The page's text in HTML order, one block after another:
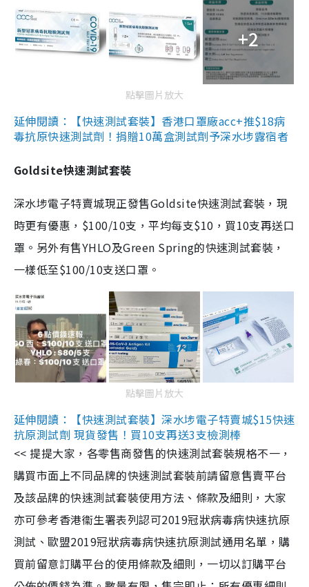
+2
點擊圖片放大
延伸閱讀：【快速測試套裝】香港口罩廠acc+推$18病
毒抗原快速測試劑！捐贈10萬盒測試劑予深水埗露宿者
Goldsite快速測試套裝
深水埗電子特賣城現正發售Goldsite快速測試套裝，現
時更有優惠，$100/10支，平均每支$10，買10支再送口
罩。另外有售YHLO及Green Spring的快速測試套裝，
一樣低至$100/10支送口罩。
點擊圖片放大
延伸閱讀：【快速測試套裝】深水埗電子特賣城$15快速
抗原測試劑 現貨發售！買10支再送3支檢測棒
<< 提提大家，各零售商發售的快速測試套裝規格不一，
購買市面上不同品牌的快速測試套裝前請留意售賣平台
及該品牌的快速測試套裝使用方法、條款及細則，大家
亦可參考香港衞生署表列認可2019冠狀病毒病快速抗原
測試、歐盟2019冠狀病毒病快速抗原測試通用名單，購
買前留意訂購平台的使用條款及細則，一切以訂購平台